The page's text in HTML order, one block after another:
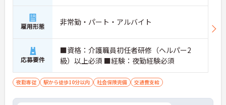
雇用形態 非常勤・パート・アルバイト
応募要件
■資格：介護職員初任者研修（ヘルパー2
級）以上必須 ■経験：夜勤経験必須
夜勤専従 駅から徒歩10分以内 社会保険完備 交通費支給